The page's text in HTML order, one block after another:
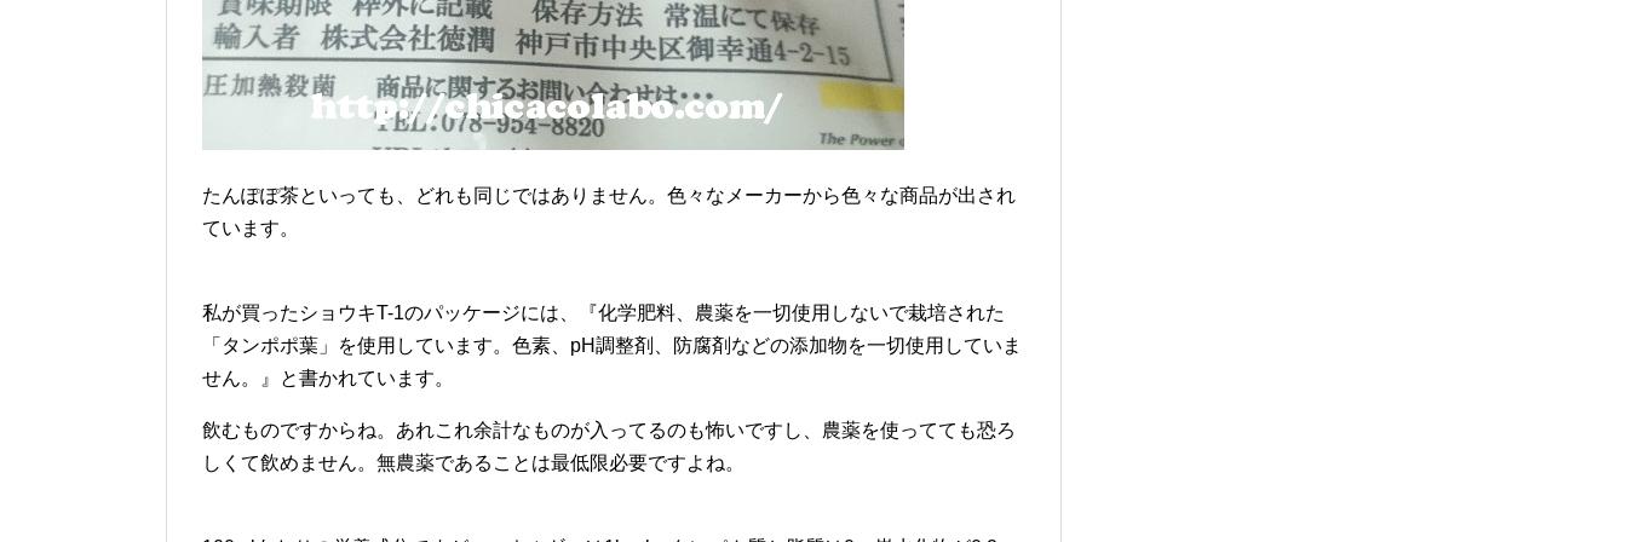
たんぽぽ茶といっても、どれも同じではありません。色々なメーカーから色々な商品が出され
ています。
私が買ったショウキT-1のパッケージには、『化学肥料、農薬を一切使用しないで栽培された
「タンポポ葉」を使用しています。色素、pH調整剤、防腐剤などの添加物を一切使用していま
せん。』と書かれています。
飲むものですからね。あれこれ余計なものが入ってるのも怖いですし、農薬を使ってても恐ろ
しくて飲めません。無農薬であることは最低限必要ですよね。